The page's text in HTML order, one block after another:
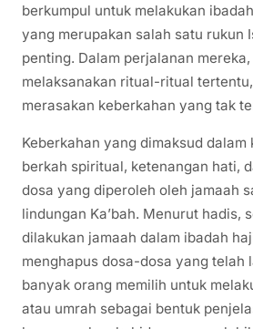
berkumpul untuk melakukan
yang merupakan salah satu rukun
penting. Dalam perjalanan
melaksanakan ritual-ritual
merasakan keberkahan yang tak
Keberkahan yang dimaksud dalam
berkah spiritual, ketenangan hati,
dosa yang diperoleh oleh jamaah
lindungan Ka’bah. Menurut hadis,
dilakukan jamaah dalam ibadah
menghapus dosa-dosa yang telah
banyak orang memilih untuk
atau umrah sebagai bentuk